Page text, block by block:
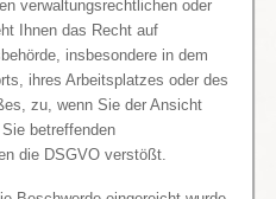
verwaltungsrechtlichen oder
Ihnen das Recht auf
insbesondere in dem
ihres Arbeitsplatzes oder des
zu, wenn Sie der Ansicht
betreffenden
die DSGVO verstößt.